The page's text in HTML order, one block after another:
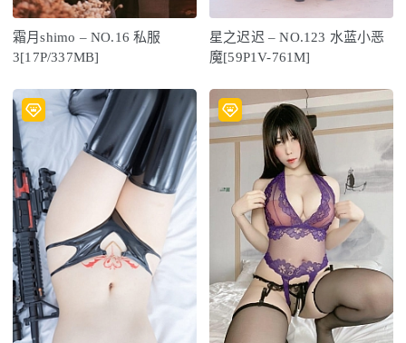
霜月shimo – NO.16 私服
3[17P/337MB]
星之迟迟 – NO.123 水蓝小恶
魔[59P1V-761M]